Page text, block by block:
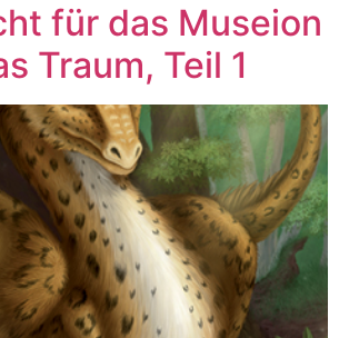
für das Museion
Traum, Teil 1